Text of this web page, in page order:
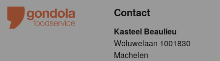
Contact
Kasteel Beaulieu
​​​Woluwelaan 1001830
Machelen